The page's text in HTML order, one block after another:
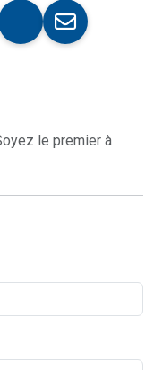
le premier à